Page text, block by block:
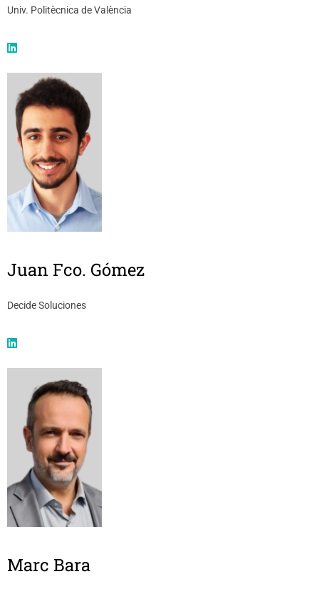
Univ. Politècnica de València
Juan Fco. Gómez
Decide Soluciones
Marc Bara